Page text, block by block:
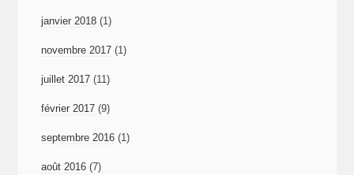
janvier 2018 (1)
novembre 2017 (1)
juillet 2017 (11)
février 2017 (9)
septembre 2016 (1)
août 2016 (7)